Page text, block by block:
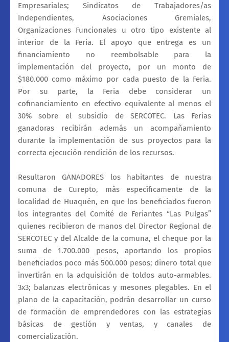
Empresariales; Sindicatos de Trabajadores/as
Independientes, Asociaciones Gremiales,
Organizaciones Funcionales u otro tipo existente al
interior de la Feria. El apoyo que entrega es un
financiamiento no reembolsable para la
implementación del proyecto, por un monto de
$180.000 como máximo por cada puesto de la Feria.
Por su parte, la Feria debe considerar un
cofinanciamiento en efectivo equivalente al menos el
30% sobre el subsidio de SERCOTEC. Las Ferias
ganadoras recibirán además un acompañamiento
durante la implementación de sus proyectos para la
correcta ejecución rendición de los recursos.
Resultaron GANADORES los habitantes de nuestra
comuna de Curepto, más específicamente de la
localidad de Huaquén, en que los beneficiados fueron
los integrantes del Comité de Feriantes “Las Pulgas”
quienes recibieron de manos del Director Regional de
SERCOTEC y del Alcalde de la comuna, el cheque por la
suma de 1.700.000 pesos, aportando los propios
beneficiados poco más 500.000 pesos; dinero total que
invertirán en la adquisición de toldos auto-armables.
3x3; balanzas electrónicas y mesones plegables. En el
plano de la capacitación, podrán desarrollar un curso
de formación de emprendedores con las estrategias
básicas de gestión y ventas, y canales de
comercialización.